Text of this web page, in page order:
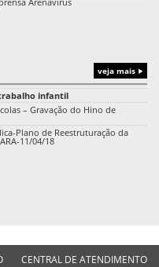
veja mais
infantil
– Gravação do Hino de
Plano de Reestruturação da
11/04/18
CENTRAL DE ATENDIMENTO